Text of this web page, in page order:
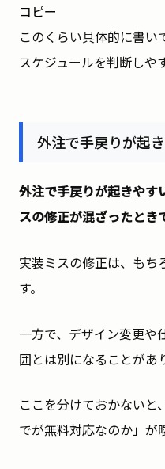
コピー
このくらい具体的に書い
スケジュールを判断しや
外注で手戻りが起
外注で手戻りが起きやす
スの修正が混ざったとき
実装ミスの修正は、もち
す。
一方で、デザイン変更や
囲とは別になることがあ
ここを分けておかないと
でが無料対応なのか」が